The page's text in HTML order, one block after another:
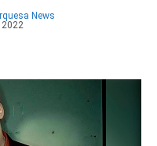
News
2022